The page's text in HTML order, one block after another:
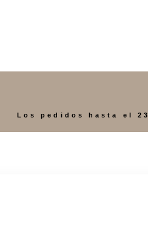
Los pedidos hasta el